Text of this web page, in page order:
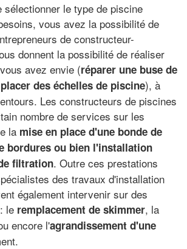
sélectionner le type de piscine
vous avez la possibilité de
de constructeur-
donnent la possibilité de réaliser
avez envie (réparer une buse de
des échelles de piscine), à
Les constructeurs de piscines
nombre de services sur les
la mise en place d'une bonde de
bordures ou bien l'installation
filtration. Outre ces prestations
des travaux d'installation
également intervenir sur des
le remplacement de skimmer, la
encore l'agrandissement d'une